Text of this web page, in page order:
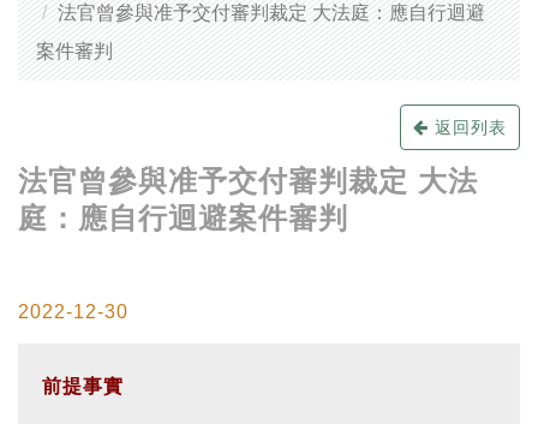
法官曾參與准予交付審判裁定 大法庭：應自行迴避
案件審判
返回列表
法官曾參與准予交付審判裁定 大法
庭：應自行迴避案件審判
2022-12-30
前提事實